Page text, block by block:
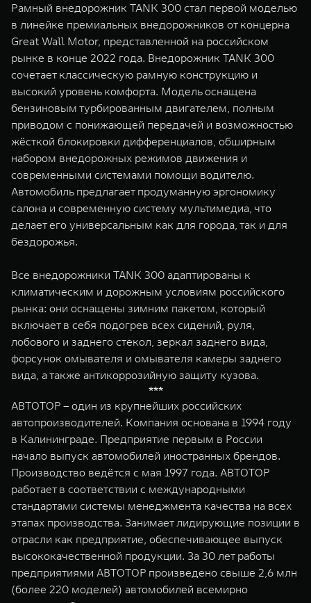
Рамный внедорожник TANK 300 стал первой моделью
в линейке премиальных внедорожников от концерна
Great Wall Motor, представленной на российском
рынке в конце 2022 года. Внедорожник TANK 300
сочетает классическую рамную конструкцию и
высокий уровень комфорта. Модель оснащена
бензиновым турбированным двигателем, полным
приводом с понижающей передачей и возможностью
жёсткой блокировки дифференциалов, обширным
набором внедорожных режимов движения и
современными системами помощи водителю.
Автомобиль предлагает продуманную эргономику
салона и современную систему мультимедиа, что
делает его универсальным как для города, так и для
бездорожья.
Все внедорожники TANK 300 адаптированы к
климатическим и дорожным условиям российского
рынка: они оснащены зимним пакетом, который
включает в себя подогрев всех сидений, руля,
лобового и заднего стекол, зеркал заднего вида,
форсунок омывателя и омывателя камеры заднего
вида, а также антикоррозийную защиту кузова.
***
АВТОТОР – один из крупнейших российских
автопроизводителей. Компания основана в 1994 году
в Калининграде. Предприятие первым в России
начало выпуск автомобилей иностранных брендов.
Производство ведётся с мая 1997 года. АВТОТОР
работает в соответствии с международными
стандартами системы менеджмента качества на всех
этапах производства. Занимает лидирующие позиции в
отрасли как предприятие, обеспечивающее выпуск
высококачественной продукции. За 30 лет работы
предприятиями АВТОТОР произведено свыше 2,6 млн
(более 220 моделей) автомобилей всемирно